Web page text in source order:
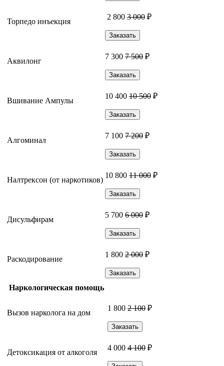
Торпедо инъекция
2 800 3 000 ₽
Заказать
Аквилонг
7 300 7 500 ₽
Заказать
Вшивание Ампулы
10 400 10 500 ₽
Заказать
Алгоминал
7 100 7 200 ₽
Заказать
Налтрексон (от наркотиков)
10 800 11 000 ₽
Заказать
Дисульфирам
5 700 6 000 ₽
Заказать
Раскодирование
1 800 2 000 ₽
Заказать
Наркологическая помощь
Вызов нарколога на дом
1 800 2 100 ₽
Заказать
Детоксикация от алкоголя
4 000 4 100 ₽